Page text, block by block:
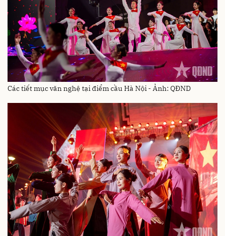
Các tiết mục văn nghệ tại điểm cầu Hà Nội - Ảnh: QĐND